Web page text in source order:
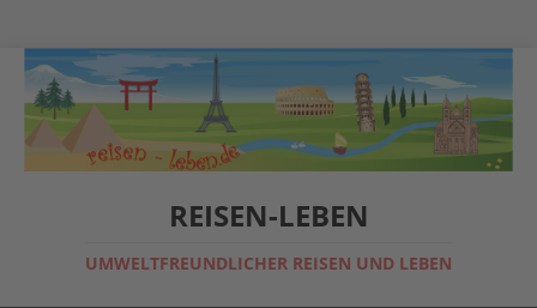
REISEN-LEBEN
UMWELTFREUNDLICHER REISEN UND LEBEN